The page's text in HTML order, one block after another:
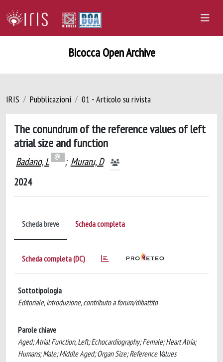
Bicocca Open Archive
IRIS Pubblicazioni 01 - Articolo su rivista
The conundrum of the reference values of left
atrial size and function
Badano, L ; Muraru, D
2024
Scheda breve Scheda completa
Scheda completa (DC)
Sottotipologia
Editoriale, introduzione, contributo a forum/dibattito
Parole chiave
Aged; Atrial Function, Left; Echocardiography; Female; Heart Atria;
Humans; Male; Middle Aged; Organ Size; Reference Values